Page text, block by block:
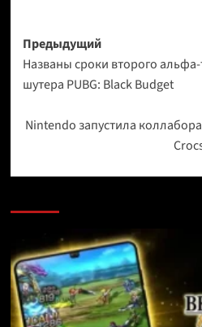
Навигация
записи
Предыдущий
Названы сроки второго
шутера PUBG: Black Budget
Nintendo запустила